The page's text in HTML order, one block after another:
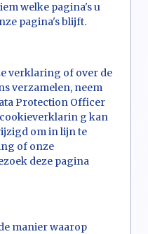
welke pagina's u
pagina's blijft.
verklaring of over de
verzamelen, neem
Protection Officer
g kan
om in lijn te
of onze
deze pagina
manier waarop